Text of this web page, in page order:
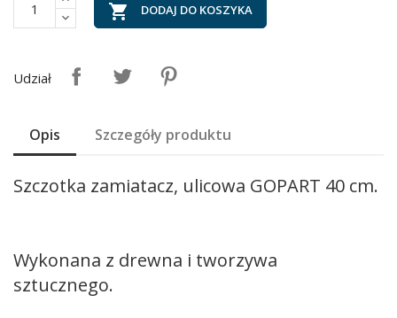
 DODAJ DO KOSZYKA
Udział
Opis Szczegóły produktu
Szczotka zamiatacz, ulicowa GOPART 40 cm.
Wykonana z drewna i tworzywa
sztucznego.